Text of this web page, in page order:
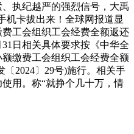
执纪越严的强烈信号，大禹
机卡拔出来！全球网报道显
工会组织工会经费全额返还
日相关具体要求按《中华全
缴费工会组织工会经费全额
2024〕29号)施行。相关手
用。称“就挣个几十万，情